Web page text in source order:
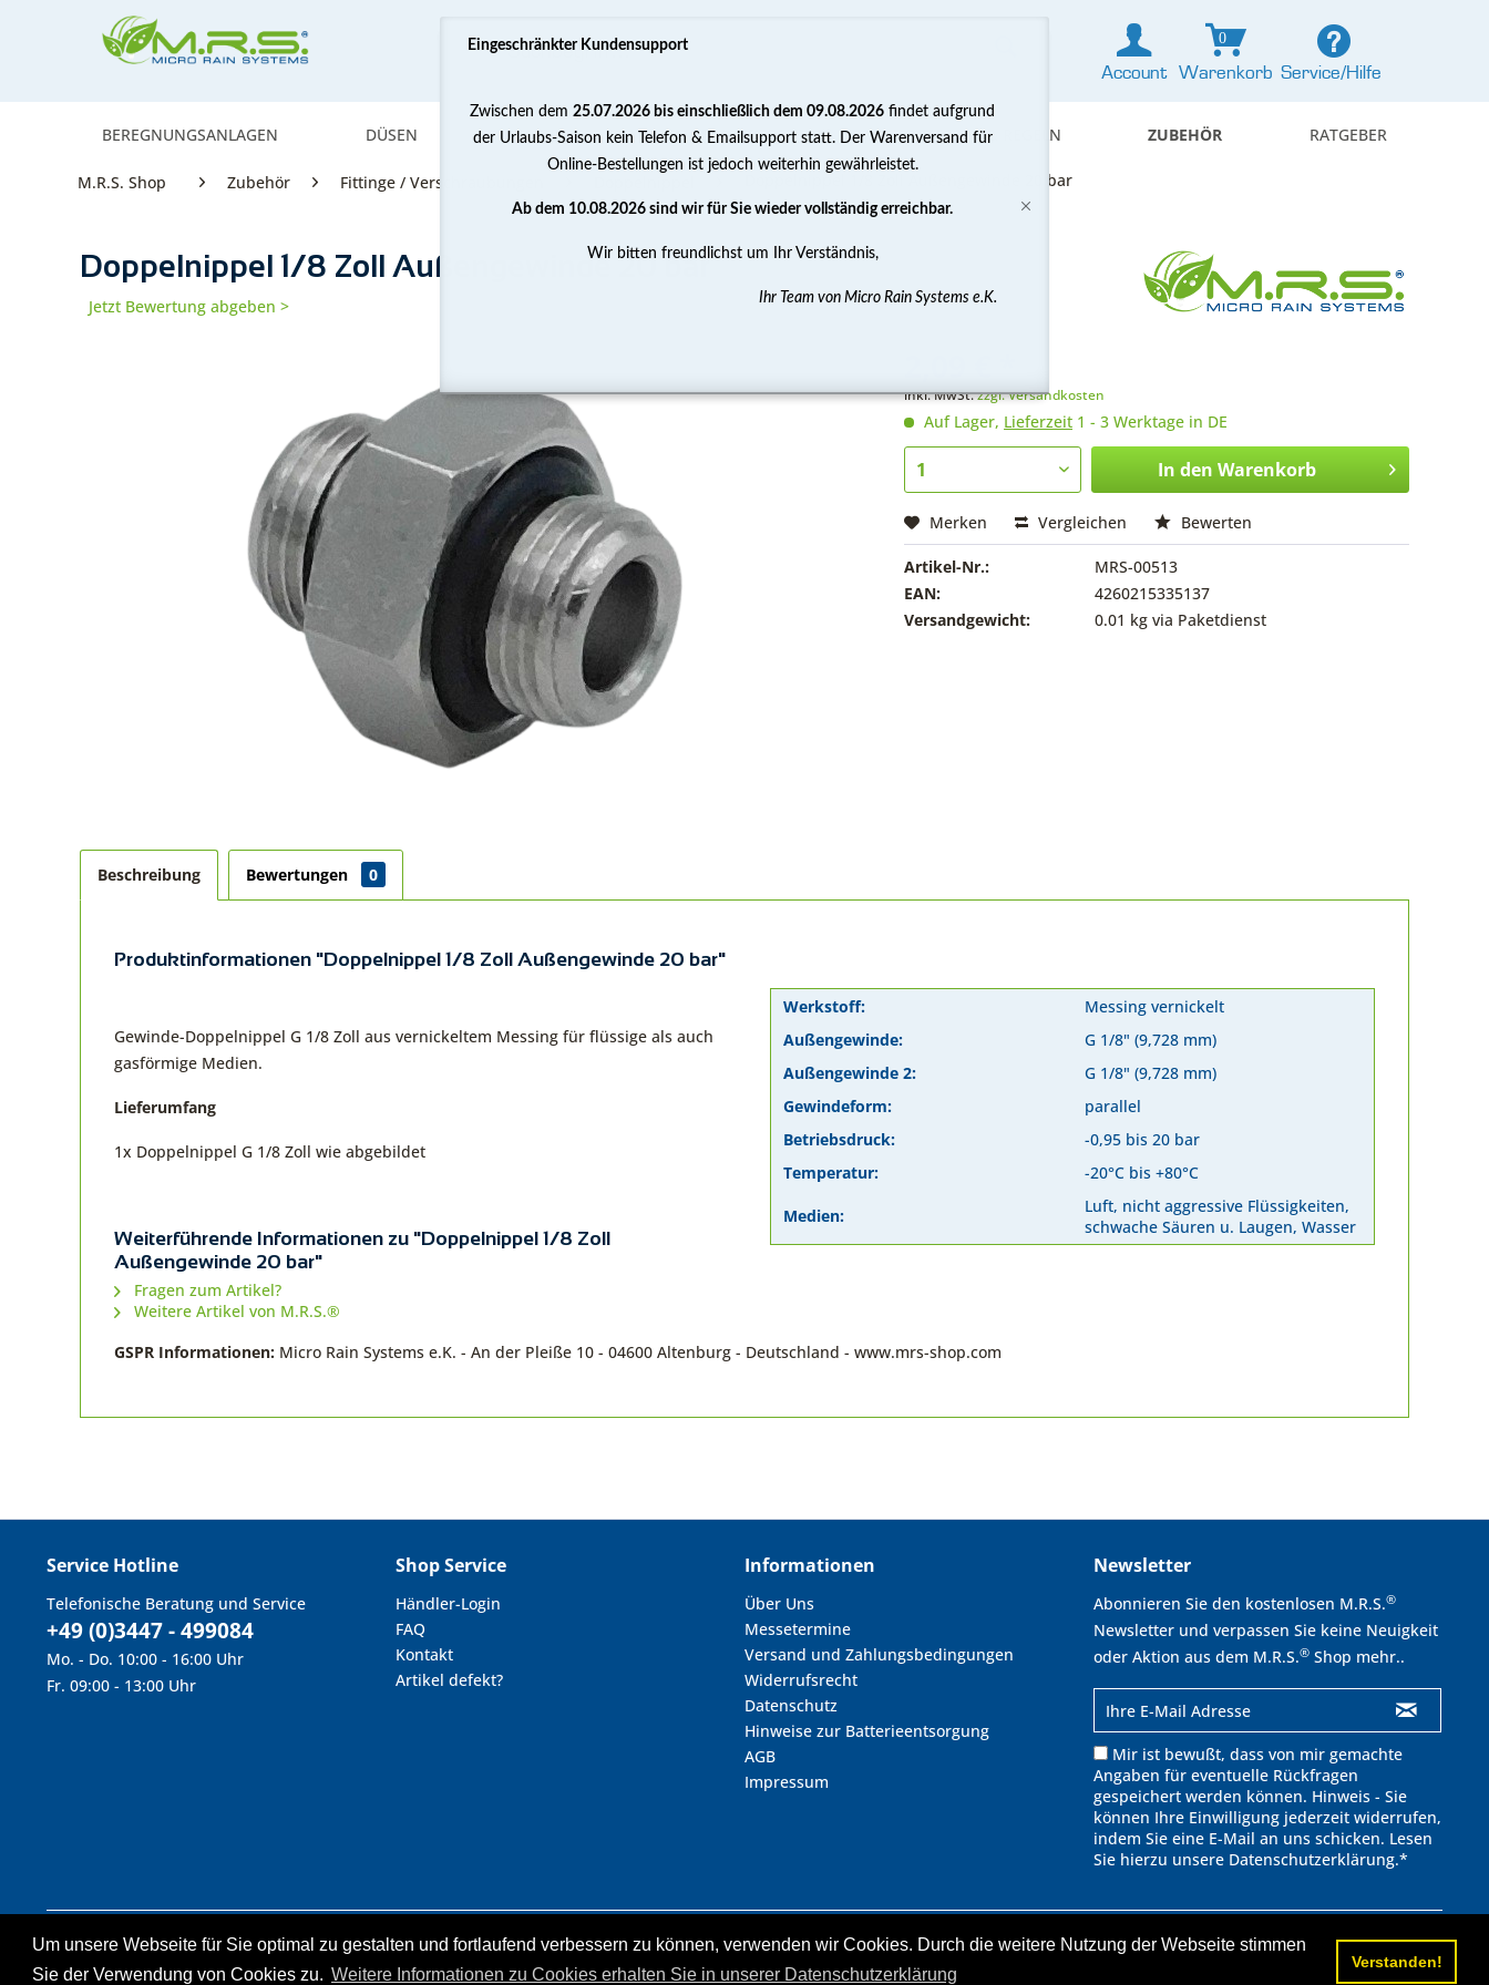
Um unsere Webseite für Sie optimal zu gestalten und fortlaufend verbessern zu können, verwenden wir Cookies. Durch die weitere Nutzung der Webseite stimmen
Sie der Verwendung von Cookies zu. Weitere Informationen zu Cookies erhalten Sie in unserer Datenschutzerklärung
Verstanden!
Service/Hilfe
Account
0
Warenkorb
BEREGNUNGSANLAGEN DÜSEN PUMPEN WASSERAUFBEREITUNG MESSEN & REGELN ZUBEHÖR RATGEBER
M.R.S. Shop Zubehör Fittinge / Verschraubungen Doppelnippel 1/8 Zoll Außengewinde 20 bar
Doppelnippel 1/8 Zoll Außengewinde 20 bar
Jetzt Bewertung abgeben >
inkl. MwSt.zzgl. Versandkosten
Auf Lager, Lieferzeit 1 - 3 Werktage in DE
In den Warenkorb
Merken Vergleichen Bewerten
Artikel-Nr.:
MRS-00513
EAN:
4260215335137
Versandgewicht:
0.01 kg via Paketdienst
Beschreibung Bewertungen 0
Produktinformationen "Doppelnippel 1/8 Zoll Außengewinde 20 bar"
Werkstoff:
Messing vernickelt
Außengewinde:
G 1/8" (9,728 mm)
Außengewinde 2:
G 1/8" (9,728 mm)
Gewindeform:
parallel
Betriebsdruck:
-0,95 bis 20 bar
Temperatur:
-20°C bis +80°C
Medien:
Luft, nicht aggressive Flüssigkeiten,
schwache Säuren u. Laugen, Wasser
Gewinde-Doppelnippel G 1/8 Zoll aus vernickeltem Messing für flüssige als auch
gasförmige Medien.
Lieferumfang
1x Doppelnippel G 1/8 Zoll wie abgebildet
Weiterführende Informationen zu "Doppelnippel 1/8 Zoll
Außengewinde 20 bar"
Fragen zum Artikel?
Weitere Artikel von M.R.S.®
GSPR Informationen: Micro Rain Systems e.K. - An der Pleiße 10 - 04600 Altenburg - Deutschland - www.mrs-shop.com
Service Hotline
Telefonische Beratung und Service
+49 (0)3447 - 499084
Mo. - Do. 10:00 - 16:00 Uhr
Fr. 09:00 - 13:00 Uhr
Shop Service
Händler-Login
FAQ
Kontakt
Artikel defekt?
Informationen
Über Uns
Messetermine
Versand und Zahlungsbedingungen
Widerrufsrecht
Datenschutz
Hinweise zur Batterieentsorgung
AGB
Impressum
Newsletter
Abonnieren Sie den kostenlosen M.R.S.®
Newsletter und verpassen Sie keine Neuigkeit
oder Aktion aus dem M.R.S.® Shop mehr..
Mir ist bewußt, dass von mir gemachte
Angaben für eventuelle Rückfragen
gespeichert werden können. Hinweis - Sie
können Ihre Einwilligung jederzeit widerrufen,
indem Sie eine E-Mail an uns schicken. Lesen
Sie hierzu unsere Datenschutzerklärung.*
* Alle Preise inkl. gesetzl. Mehrwertsteuer zzgl.Versandkostenund ggf. Nachnahmegebühren, wenn nicht anders beschrieben.
Statt- und durchgestrichene Preisangaben beziehen sich auf unseren vorherigen Verkaufspreis.
∧
Eingeschränkter Kundensupport
Zwischen dem 25.07.2026 bis einschließlich dem 09.08.2026 findet aufgrund
der Urlaubs-Saison kein Telefon & Emailsupport statt. Der Warenversand für
Online-Bestellungen ist jedoch weiterhin gewährleistet.
Ab dem 10.08.2026 sind wir für Sie wieder vollständig erreichbar.
Wir bitten freundlichst um Ihr Verständnis,
Ihr Team von Micro Rain Systems e.K.